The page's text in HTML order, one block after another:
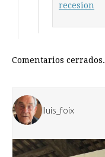
recesion
Comentarios cerrados.
lluis_foix